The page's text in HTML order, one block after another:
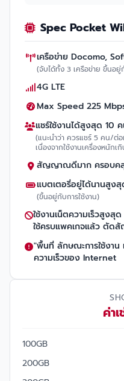
Spec Pocket
เครือข่าย Docomo,
(จับได้ทั้ง 3 เครือข่าย ขึ้นอ
4G LTE
Max Speed 225
แชร์ใช้งานได้สูงสุด 10
(แนะนำว่า ควรแชร์ 5 คน/ต่อ
เนื่องจากใช้งานเครื่องหนักเ
สัญญาณดีมาก ครอบค
แบตเตอรี่อยู่ได้นานสูงสุ
(ขึ้นอยู่กับการใช้งาน)
ใช้งานเน็ตความเร็วสูง
ใช้ครบแพคเกจแล้ว ตั
"พื้นที่ ลักษณะการใช้งา
ความเร็วของ Internet
ค่า
100GB
200GB